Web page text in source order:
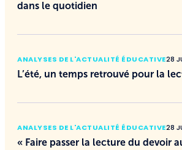
dans le quotidien
ANALYSES DE L'ACTUALITÉ ÉDUCATIVE28
L’été, un temps retrouvé pour la
ANALYSES DE L'ACTUALITÉ ÉDUCATIVE28
« Faire passer la lecture du devoir